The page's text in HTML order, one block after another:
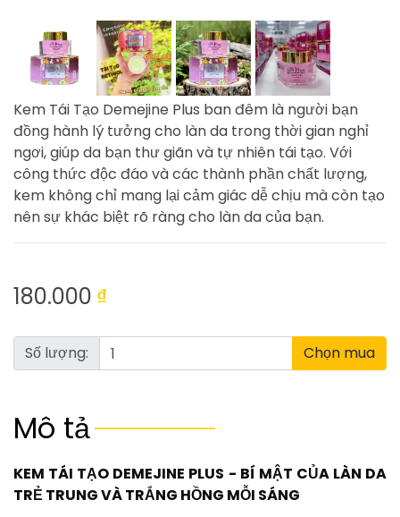
Kem Tái Tạo Demejine Plus ban đêm là người bạn
đồng hành lý tưởng cho làn da trong thời gian nghỉ
ngơi, giúp da bạn thư giãn và tự nhiên tái tạo. Với
công thức độc đáo và các thành phần chất lượng,
kem không chỉ mang lại cảm giác dễ chịu mà còn tạo
nên sự khác biệt rõ ràng cho làn da của bạn.
180.000 ₫
Số lượng: Chọn mua
Mô tả
KEM TÁI TẠO DEMEJINE PLUS - BÍ MẬT CỦA LÀN DA
TRẺ TRUNG VÀ TRẮNG HỒNG MỖI SÁNG